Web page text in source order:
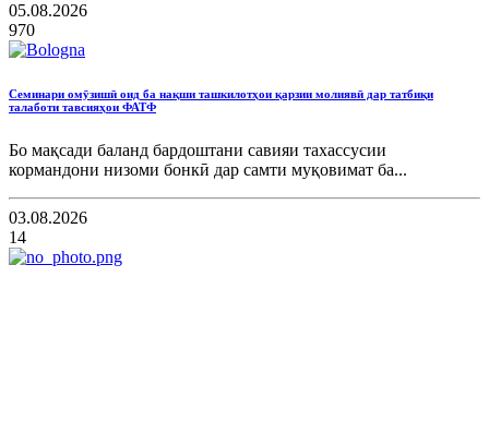
05.08.2026
970
Семинари омӯзишӣ оид ба нақши ташкилотҳои қарзии молиявӣ дар татбиқи
талаботи тавсияҳои ФАТФ
Бо мақсади баланд бардоштани савияи тахассусии
кормандони низоми бонкӣ дар самти муқовимат ба...
03.08.2026
14